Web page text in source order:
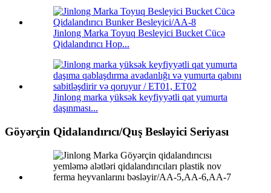
Jinlong Marka Toyuq Besleyici Bucket Cücə
Qidalandırıcı Hop...
Jinlong marka yüksək keyfiyyətli qat yumurta
daşınması...
Göyərçin Qidalandırıcı/Quş Besləyici Seriyası